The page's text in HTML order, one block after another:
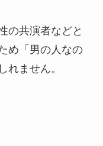
の共演者などと
め「男の人なの
れません。